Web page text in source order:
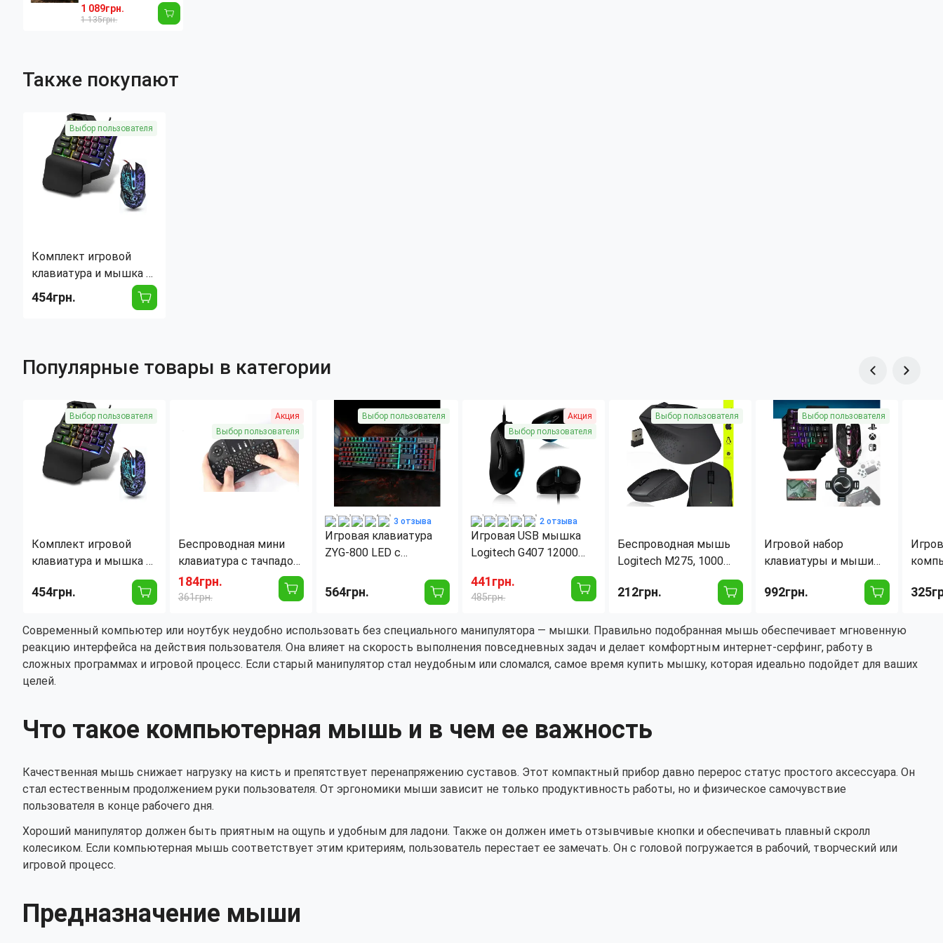
встроенным ножным
водонепроницаемый
каремат до 200 кг
1 089грн.
1 135грн.
Также покупают
Выбор пользователя
Комплект игровой
клавиатура и мышка с
подсветкой 35 клавиш
454грн.
Популярные товары в категории
Выбор пользователя
Комплект игровой
клавиатура и мышка с
подсветкой 35 клавиш
454грн.
Акция
Выбор пользователя
Беспроводная мини
клавиатура с тачпадом
RII Mini i8 русский
буквы
184грн.
361грн.
Выбор пользователя
3 отзыва
Игровая клавиатура
ZYG-800 LED с
механическая, 104
клавиши, с кнопкой
564грн.
Акция
Выбор пользователя
2 отзыва
Игровая USB мышка
Logitech G407 12000
441грн.
485грн.
Выбор пользователя
Беспроводная мышь
Logitech M275, 1000
радиус действия,
212грн.
Выбор пользователя
Игровой набор
клавиатуры и мыши
клавиш NEW
992грн.
Современный компьютер или ноутбук неудобно использовать без специального манипулятора — мышки. Правильно подобранная мышь обеспечивает мгновенную
реакцию интерфейса на действия пользователя. Она влияет на скорость выполнения повседневных задач и делает комфортным интернет-серфинг, работу в
сложных программах и игровой процесс. Если старый манипулятор стал неудобным или сломался, самое время купить мышку, которая идеально подойдет для ваших
целей.
Что такое компьютерная мышь и в чем ее важность
Качественная мышь снижает нагрузку на кисть и препятствует перенапряжению суставов. Этот компактный прибор давно перерос статус простого аксессуара. Он
стал естественным продолжением руки пользователя. От эргономики мыши зависит не только продуктивность работы, но и физическое самочувствие
пользователя в конце рабочего дня.
Хороший манипулятор должен быть приятным на ощупь и удобным для ладони. Также он должен иметь отзывчивые кнопки и обеспечивать плавный скролл
колесиком. Если компьютерная мышь соответствует этим критериям, пользователь перестает ее замечать. Он с головой погружается в рабочий, творческий или
игровой процесс.
Предназначение мыши